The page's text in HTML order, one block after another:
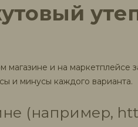
и на маркетплейсе
и минусы каждого варианта.
(например,